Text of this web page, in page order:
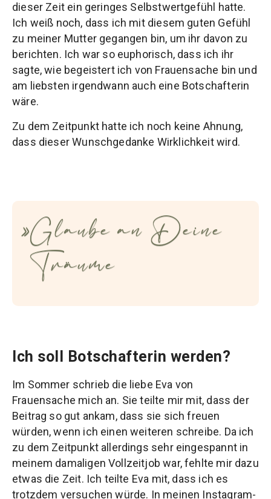
dieser Zeit ein geringes Selbstwertgefühl hatte.
Ich weiß noch, dass ich mit diesem guten Gefühl
zu meiner Mutter gegangen bin, um ihr davon zu
berichten. Ich war so euphorisch, dass ich ihr
sagte, wie begeistert ich von Frauensache bin und
am liebsten irgendwann auch eine Botschafterin
wäre.
Zu dem Zeitpunkt hatte ich noch keine Ahnung,
dass dieser Wunschgedanke Wirklichkeit wird.
Glaube an Deine
Träume
Ich soll Botschafterin werden?
Im Sommer schrieb die liebe Eva von
Frauensache mich an. Sie teilte mir mit, dass der
Beitrag so gut ankam, dass sie sich freuen
würden, wenn ich einen weiteren schreibe. Da ich
zu dem Zeitpunkt allerdings sehr eingespannt in
meinem damaligen Vollzeitjob war, fehlte mir dazu
etwas die Zeit. Ich teilte Eva mit, dass ich es
trotzdem versuchen würde. In meinen Instagram-